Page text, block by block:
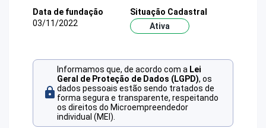
Data de fundação
03/11/2022
Situação Cadastral
Ativa
Informamos que, de acordo com a Lei
Geral de Proteção de Dados (LGPD), os
dados pessoais estão sendo tratados de
forma segura e transparente, respeitando
os direitos do Microempreendedor
individual (MEI).